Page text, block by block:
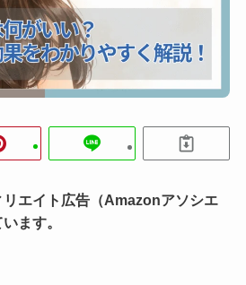
エイト広告（Amazonアソシエ
ます。